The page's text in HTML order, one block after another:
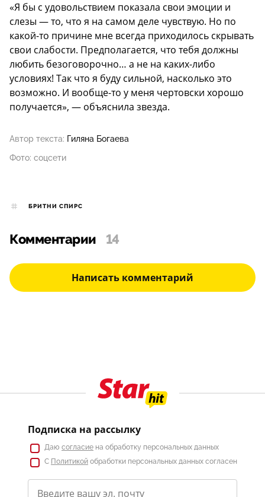
«Я бы с удовольствием показала свои эмоции и
слезы — то, что я на самом деле чувствую. Но по
какой-то причине мне всегда приходилось скрывать
свои слабости. Предполагается, что тебя должны
любить безоговорочно… а не на каких-либо
условиях! Так что я буду сильной, насколько это
возможно. И вообще-то у меня чертовски хорошо
получается», — объяснила звезда.
Автор текста: Гиляна Богаева
Фото: соцсети
БРИТНИ СПИРC
Комментарии 14
Написать комментарий
Подписка на рассылку
Даю согласие на обработку персональных данных
С Политикой обработки персональных данных согласен